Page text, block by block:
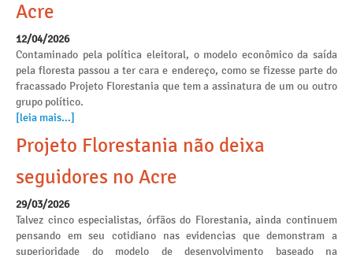
Acre
12/04/2026
Contaminado pela política eleitoral, o modelo econômico da saída
pela floresta passou a ter cara e endereço, como se fizesse parte do
fracassado Projeto Florestania que tem a assinatura de um ou outro
grupo político.
[leia mais...]
Projeto Florestania não deixa
seguidores no Acre
29/03/2026
Talvez cinco especialistas, órfãos do Florestania, ainda continuem
pensando em seu cotidiano nas evidencias que demonstram a
superioridade do modelo de desenvolvimento baseado na